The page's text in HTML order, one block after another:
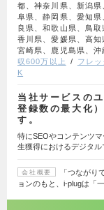
都、神奈川県、新潟
阜県、静岡県、愛知
良県、和歌山県、鳥
香川県、愛媛県、高知
宮崎県、鹿児島県、沖
収600万以上
フレ
K
当社サービスの
登録数の最大化
す。
特にSEOやコンテンツ
生獲得におけるデジタ
会社概要
「つながり
ョンのもと、i-plugは「